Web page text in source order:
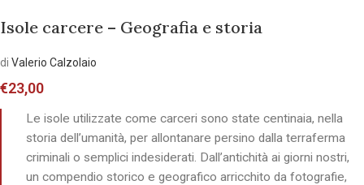
Isole carcere – Geografia e storia
di Valerio Calzolaio
€23,00
Le isole utilizzate come carceri sono state centinaia, nella
storia dell’umanità, per allontanare persino dalla terraferma
criminali o semplici indesiderati. Dall’antichità ai giorni nostri,
un compendio storico e geografico arricchito da fotografie,